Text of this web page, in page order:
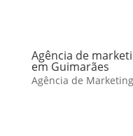
Agência de
em Guimarães
Agência de